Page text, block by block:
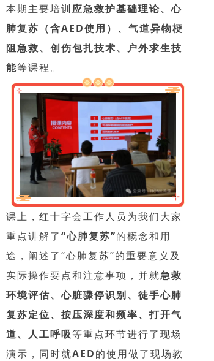
本期主要培训应急救护基础理论、心
肺复苏（含AED使用）、气道异物梗
阻急救、创伤包扎技术、户外求生技
能等课程。
课上，红十字会工作人员为我们大家
重点讲解了“心肺复苏”的概念和用
途，阐述了“心肺复苏”的重要意义及
实际操作要点和注意事项，并就急救
环境评估、心脏骤停识别、徒手心肺
复苏定位、按压深度和频率、打开气
道、人工呼吸等重点环节进行了现场
演示，同时就AED的使用做了现场教